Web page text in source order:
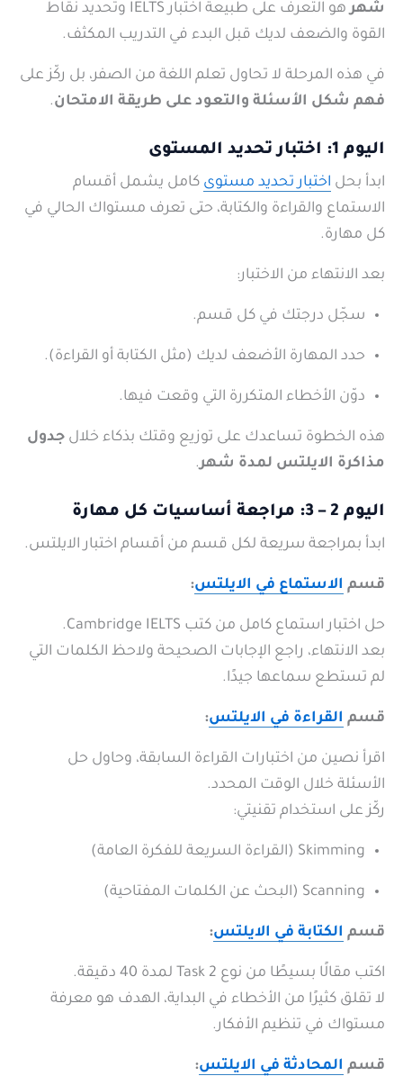
شهر
هو التعرف على طبيعة اختبار IELTS وتحديد نقاط
القوة والضعف لديك قبل البدء في التدريب المكثف.
في هذه المرحلة لا تحاول تعلم اللغة من الصفر، بل ركّز على
فهم شكل الأسئلة والتعود على طريقة الامتحان.
اليوم 1: اختبار تحديد المستوى
ابدأ بحل اختبار تحديد مستوى كامل يشمل أقسام
الاستماع والقراءة والكتابة، حتى تعرف مستواك الحالي في
كل مهارة.
بعد الانتهاء من الاختبار:
سجّل درجتك في كل قسم.
حدد المهارة الأضعف لديك (مثل الكتابة أو القراءة).
دوّن الأخطاء المتكررة التي وقعت فيها.
هذه الخطوة تساعدك على توزيع وقتك بذكاء خلال جدول
مذاكرة الايلتس لمدة شهر.
اليوم 2 – 3: مراجعة أساسيات كل مهارة
ابدأ بمراجعة سريعة لكل قسم من أقسام اختبار الايلتس.
قسم الاستماع في الايلتس:
حل اختبار استماع كامل من كتب Cambridge IELTS.
بعد الانتهاء، راجع الإجابات الصحيحة ولاحظ الكلمات التي
لم تستطع سماعها جيدًا.
قسم القراءة في الايلتس:
اقرأ نصين من اختبارات القراءة السابقة، وحاول حل
الأسئلة خلال الوقت المحدد.
ركّز على استخدام تقنيتي:
Skimming (القراءة السريعة للفكرة العامة)
Scanning (البحث عن الكلمات المفتاحية)
قسم الكتابة في الايلتس:
اكتب مقالًا بسيطًا من نوع Task 2 لمدة 40 دقيقة.
لا تقلق كثيرًا من الأخطاء في البداية، الهدف هو معرفة
مستواك في تنظيم الأفكار.
قسم المحادثة في الايلتس: